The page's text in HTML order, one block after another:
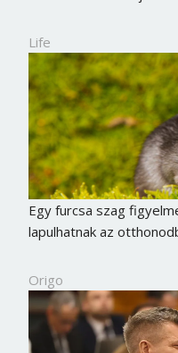
Life
Egy furcsa szag
lapulhatnak az
Origo